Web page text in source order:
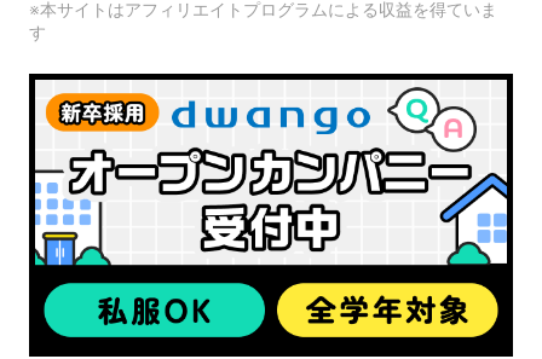
※本サイトはアフィリエイトプログラムによる収益を得ていま
す